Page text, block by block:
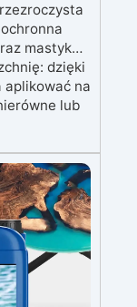
mastyk
dzięki
aplikować na
lub
kroki:
ochronne,
Efekt
trwały i z
w
gamą